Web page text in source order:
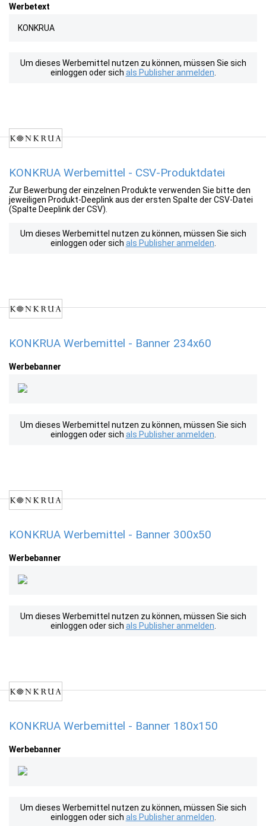
Werbetext
KONKRUA
Um dieses Werbemittel nutzen zu können, müssen Sie sich
einloggen oder sich als Publisher anmelden
KONKRUA Werbemittel - CSV-Produktdatei
Zur Bewerbung der einzelnen Produkte verwenden Sie bitte den
jeweiligen Produkt-Deeplink aus der ersten Spalte der CSV-Datei
(Spalte Deeplink der CSV).
Um dieses Werbemittel nutzen zu können, müssen Sie sich
einloggen oder sich als Publisher anmelden
KONKRUA Werbemittel - Banner 234x60
Werbebanner
Um dieses Werbemittel nutzen zu können, müssen Sie sich
einloggen oder sich als Publisher anmelden
KONKRUA Werbemittel - Banner 300x50
Werbebanner
Um dieses Werbemittel nutzen zu können, müssen Sie sich
einloggen oder sich als Publisher anmelden
KONKRUA Werbemittel - Banner 180x150
Werbebanner
Um dieses Werbemittel nutzen zu können, müssen Sie sich
einloggen oder sich als Publisher anmelden